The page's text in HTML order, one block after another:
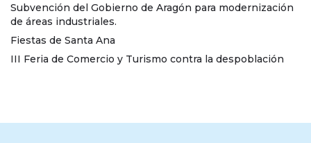
Subvención del Gobierno de Aragón para modernización
de áreas industriales.
Fiestas de Santa Ana
III Feria de Comercio y Turismo contra la despoblación